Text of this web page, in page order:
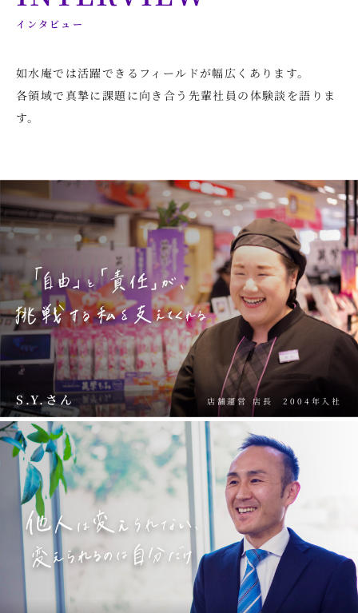
インタビュー
如水庵では活躍できるフィールドが幅広くあります。
各領域で真摯に課題に向き合う先輩社員の体験談を語りま
す。
S.Y.さん 店舗運営 店長 2004年入社